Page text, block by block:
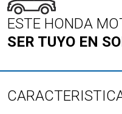
ESTE HONDA
SER TUYO EN